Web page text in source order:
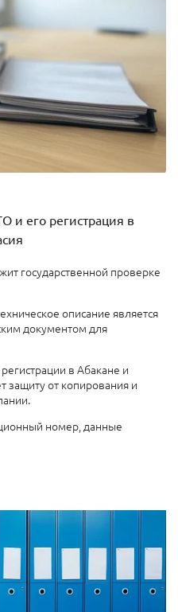
и его регистрация в
государственной проверке
описание является
документом для
в Абакане и
защиту от копирования и
номер, данные